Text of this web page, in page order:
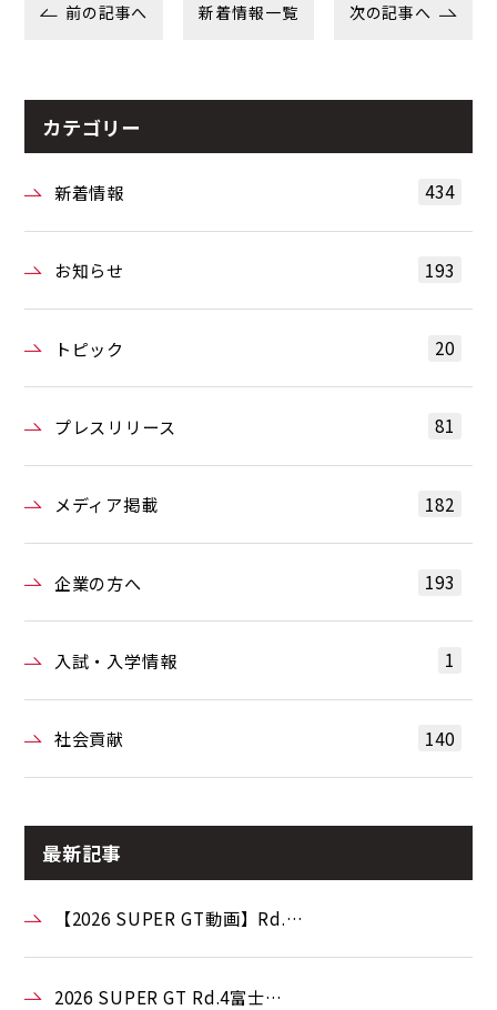
前の記事へ 新着情報一覧 次の記事へ
カテゴリー
新着情報 434
お知らせ 193
トピック 20
プレスリリース 81
メディア掲載 182
企業の方へ 193
入試・入学情報 1
社会貢献 140
最新記事
【2026 SUPER GT動画】Rd.…
2026 SUPER GT Rd.4富士…